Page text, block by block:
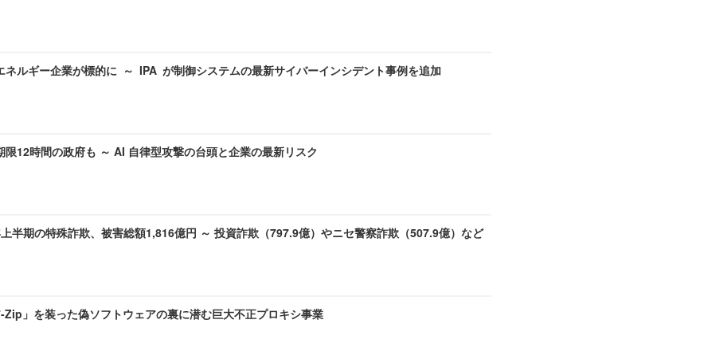
ネルギー企業が標的に ～ IPA が制御システムの最新サイバーインシデント事例を追加
限12時間の政府も ～ AI 自律型攻撃の台頭と企業の最新リスク
半期の特殊詐欺、被害総額1,816億円 ～ 投資詐欺（797.9億）やニセ警察詐欺（507.9億）など
Zip」を装った偽ソフトウェアの裏に潜む巨大不正プロキシ事業